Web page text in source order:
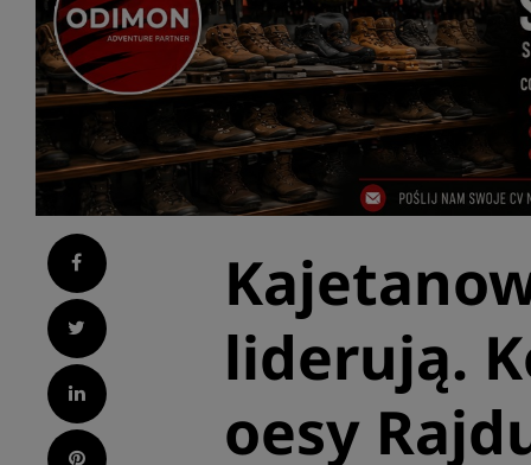
Facebook
Twitter
LinkedIn
Pinterest
liderują.
oesy